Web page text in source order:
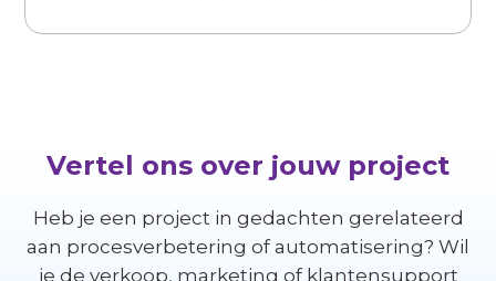
Vertel ons over jouw project
Heb je een project in gedachten gerelateerd
aan procesverbetering of automatisering? Wil
je de verkoop, marketing of klantensupport